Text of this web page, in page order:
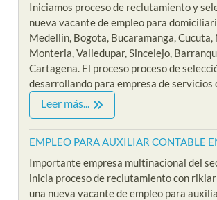
Iniciamos proceso de reclutamiento y
nueva vacante de empleo para
Medellin, Bogota, Bucaramanga, Cucuta,
Monteria, Valledupar, Sincelejo,
Cartagena. El proceso proceso de
desarrollando para empresa de servicios
Leer más...
EMPLEO PARA AUXILIAR CONTABLE
Importante empresa multinacional del
inicia proceso de reclutamiento con
una nueva vacante de empleo para